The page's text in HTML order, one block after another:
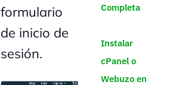
formulario
de inicio de
sesión.
Completa
Instalar
cPanel o
Webuzo en